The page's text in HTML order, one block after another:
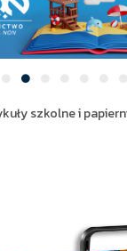
szkolne i